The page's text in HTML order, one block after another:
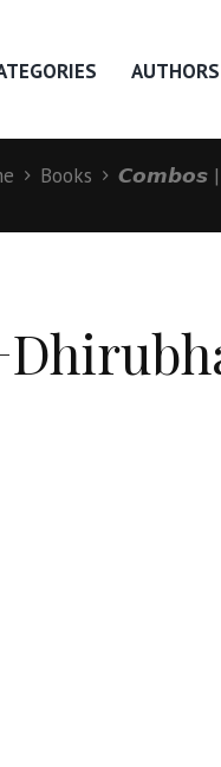
AUTHORS
Books 𝘾𝙤𝙢𝙗𝙤𝙨 |